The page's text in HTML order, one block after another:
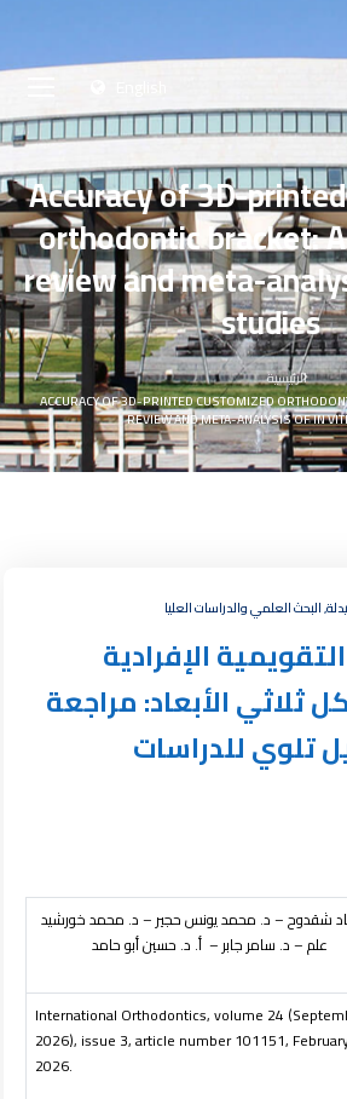
Accuracy of 3D-
orthodontic bracket:
review and meta-
studies
الرئيسية
ACCURACY OF 3D-PRINTED CUSTOMIZED
REVIEW AND META-ANALYSIS OF IN
البحث العلمي والدراسات العليا
الإفرادية
ثلاثي الأبعاد: مراجعة
تلوي للدراسات
شقدوح – د. محمد يونس حجير – د. محمد خورشيد
علم – د. سامر جابر – أ. د. حسين أبو حامد
International Orthodontics, volume 24
2026), issue 3, article number 101151,
2026.